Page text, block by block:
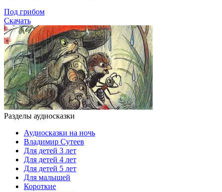
Под грибом
Скачать
Разделы аудиосказки
Аудиосказки на ночь
Владимир Сутеев
Для детей 3 лет
Для детей 4 лет
Для детей 5 лет
Для малышей
Короткие